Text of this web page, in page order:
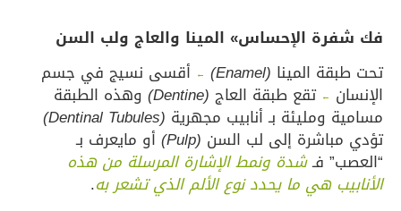
فك شفرة الإحساس» المينا والعاج ولب السن
تحت طبقة المينا (Enamel)
← أقسى نسيج في جسم
الإنسان ← تقع طبقة العاج (Dentine) وهذه الطبقة
مسامية ومليئة بـ أنابيب مجهرية (Dentinal Tubules)
تؤدي مباشرة إلى لب السن (Pulp) أو مايعرف بـ
“العصب” فـشدة ونمط الإشارة المرسلة من هذه
الأنابيب هي ما يحدد نوع الألم الذي تشعر به.